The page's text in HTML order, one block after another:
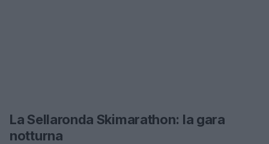
La Sellaronda Skimarathon: la gara
notturna